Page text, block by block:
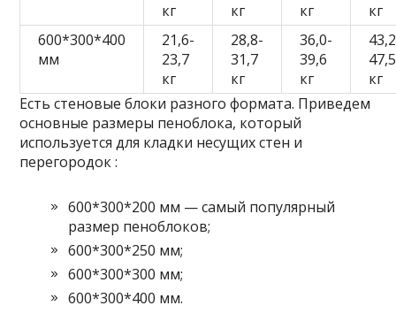
кг
кг
кг
кг
600*300*400
мм
21,6-
23,7
кг
28,8-
31,7
кг
36,0-
39,6
кг
47,5
кг
Есть стеновые блоки разного формата. Приведем
основные размеры пеноблока, который
используется для кладки несущих стен и
перегородок :
600*300*200 мм — самый популярный
размер пеноблоков;
600*300*250 мм;
600*300*300 мм;
600*300*400 мм.